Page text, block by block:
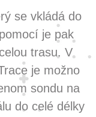
se vkládá do
je pak
trasu. V
je možno
sondu na
do celé délky